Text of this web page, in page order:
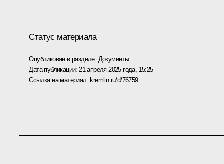
Статус материала
Опубликован в разделе: Документы
Дата публикации: 21 апреля 2025 года, 15:25
Ссылка на материал: kremlin.ru/d/76759